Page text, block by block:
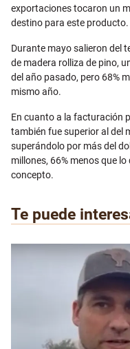
exportaciones tocaron un
destino para este producto.
Durante mayo salieron del
de madera rolliza de pino,
del año pasado, pero 68%
mismo año.
En cuanto a la facturación
también fue superior al del
superándolo por más del
millones, 66% menos que
concepto.
Te puede